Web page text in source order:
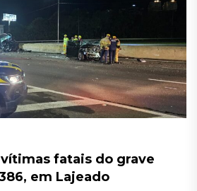
fatais do grave
em Lajeado